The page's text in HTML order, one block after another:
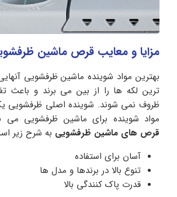
مزایا و معایب قرص ماشین
بهترین مواد شوینده ماشین ظرفشویی
ترین لکه ها را از بین می برند و باعث
ظروف نمی شوند. شوینده اصلی ظرفشویی
مواد شوینده برای ماشین ظرفشویی می
قرص های ماشین ظرفشویی به شرح زیر
آسان برای استفاده
تنوع بالا در برندها و مدل ها
قدرت پاک کنندگی بالا